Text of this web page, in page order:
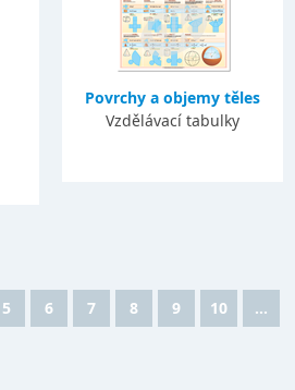
Povrchy a objemy těles
Vzdělávací tabulky
5 6 7 8 9 10 ...